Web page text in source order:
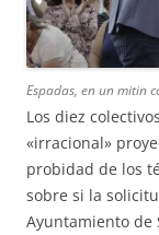
Espadas, en un mitin
Los diez
«irracional»
probidad de los
sobre si la
Ayuntamiento de